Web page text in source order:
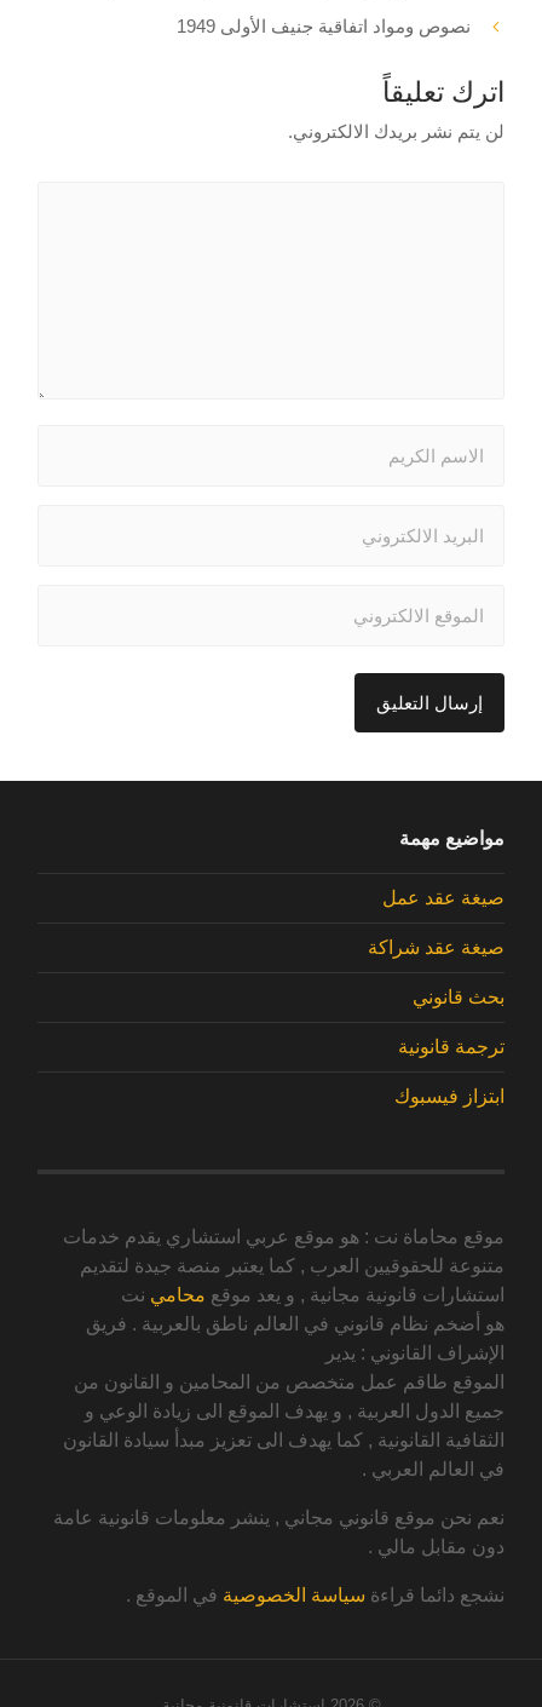
نصوص ومواد اتفاقية جنيف الأولى 1949
اترك تعليقاً
لن يتم نشر بريدك الالكتروني.
مواضيع مهمة
صيغة عقد عمل
صيغة عقد شراكة
بحث قانوني
ترجمة قانونية
ابتزاز فيسبوك
موقع محاماة نت : هو موقع عربي استشاري يقدم خدمات
متنوعة للحقوقيين العرب , كما يعتبر منصة جيدة لتقديم
استشارات قانونية مجانية , و يعد موقع محامي نت
هو أضخم نظام قانوني في العالم ناطق بالعربية . فريق
الإشراف القانوني : يدير
الموقع طاقم عمل متخصص من المحامين و القانون من
جميع الدول العربية , و يهدف الموقع الى زيادة الوعي و
الثقافية القانونية , كما يهدف الى تعزيز مبدأ سيادة القانون
في العالم العربي .
نعم نحن موقع قانوني مجاني , ينشر معلومات قانونية عامة
دون مقابل مالي .
نشجع دائما قراءة سياسة الخصوصية في الموقع .